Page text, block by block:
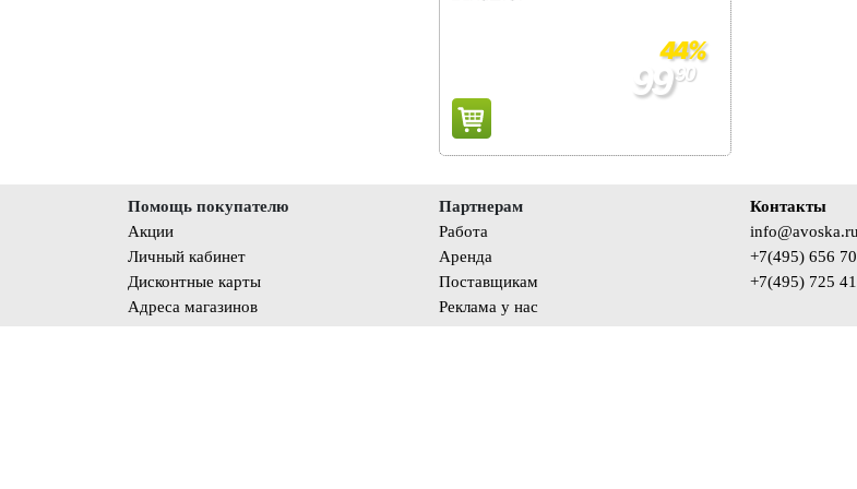
44%
9990
Помощь покупателю
Акции
Личный кабинет
Дисконтные карты
Адреса магазинов
Партнерам
Работа
Аренда
Поставщикам
Реклама у нас
Контакты
info@avoska.ru
+7(495) 656
+7(495) 725